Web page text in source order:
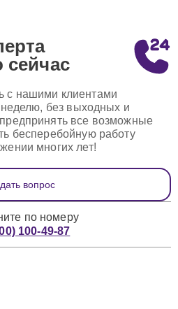
сейчас
с нашими клиентами
неделю, без выходных и
все возможные
бесперебойную работу
многих лет!
вопрос
по номеру
100-49-87